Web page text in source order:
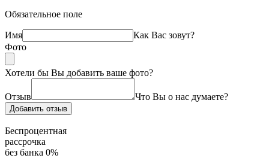
Обязательное поле
Имя
Как Вас зовут?
Фото
Хотели бы Вы добавить ваше фото?
Отзыв Что Вы о нас думаете?
Беспроцентная
рассрочка
без банка 0%